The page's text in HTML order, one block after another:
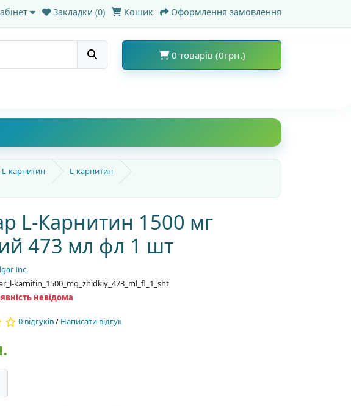
Закладки (0) Кошик Оформлення замовлення
0 товарів (0грн.)
L-карнитин
L-карнитин
L-Карнитин 1500 мг
473 мл фл 1 шт
Inc.
karnitin_1500_mg_zhidkiy_473_ml_fl_1_sht
невідома
0 відгуків/ Написати відгук